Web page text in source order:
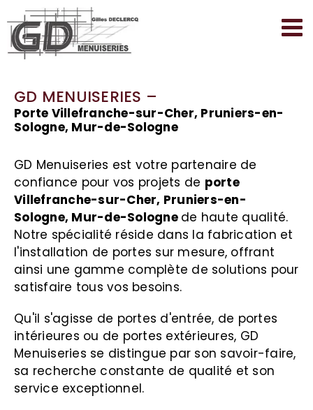
Passer
au
contenu
GD MENUISERIES –
Porte Villefranche-sur-Cher, Pruniers-en-
Sologne, Mur-de-Sologne
GD Menuiseries est votre partenaire de
confiance pour vos projets de porte
Villefranche-sur-Cher, Pruniers-en-
Sologne, Mur-de-Sologne de haute qualité.
Notre spécialité réside dans la fabrication et
l'installation de portes sur mesure, offrant
ainsi une gamme complète de solutions pour
satisfaire tous vos besoins.
Qu'il s'agisse de portes d'entrée, de portes
intérieures ou de portes extérieures, GD
Menuiseries se distingue par son savoir-faire,
sa recherche constante de qualité et son
service exceptionnel.